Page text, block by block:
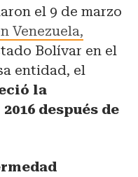
el 9 de marzo
Venezuela,
Bolívar en el
entidad, el
la
después de